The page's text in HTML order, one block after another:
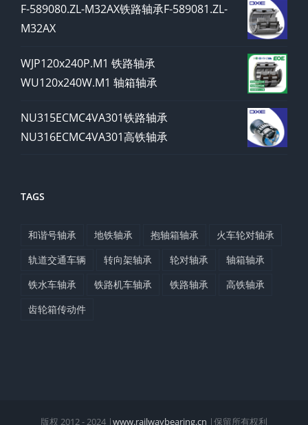
F-589080.ZL-M32AX铁路轴承F-589081.ZL-
M32AX
WJP120x240P.M1 铁路轴承
WU120x240W.M1 轴箱轴承
NU315ECMC4VA301铁路轴承
NU316ECMC4VA301高铁轴承
TAGS
和谐号轴承 地铁轴承 抱轴箱轴承
火车轮对轴承
轨道交通车辆
转向架轴承 轮对轴承
轴箱轴承
铁水车轴承
铁路机车轴承 铁路轴承
高铁轴承
齿轮箱传动件
版权 2012 - 2024 |www.railwaybearing.cn |保留所有权利